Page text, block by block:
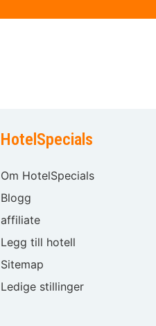
HotelSpecials
Om HotelSpecials
Blogg
affiliate
Legg till hotell
Sitemap
Ledige stillinger